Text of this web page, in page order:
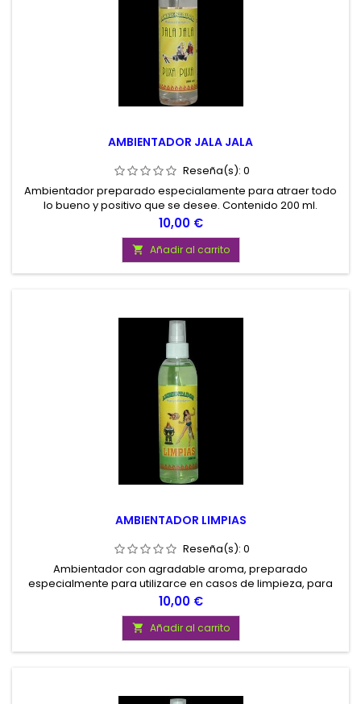
AMBIENTADOR JALA JALA
Reseña(s): 0
Ambientador preparado especialamente para atraer todo
lo bueno y positivo que se desee. Contenido 200 ml.
Precio
10,00 €
 Añadir al carrito
AMBIENTADOR LIMPIAS
Reseña(s): 0
Ambientador con agradable aroma, preparado
especialmente para utilizarce en casos de limpieza, para
alejar energias negativas y atraer lo bueno. Contenido 200
ml.
Precio
10,00 €
 Añadir al carrito